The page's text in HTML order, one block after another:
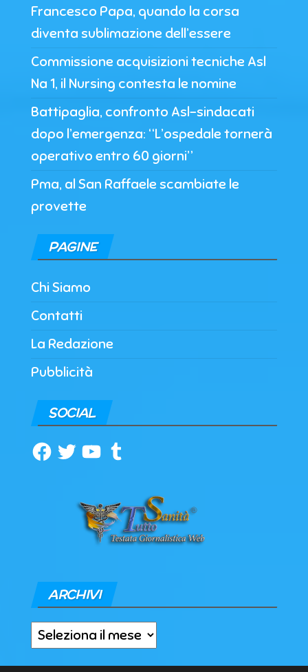
Francesco Papa, quando la corsa
diventa sublimazione dell’essere
Commissione acquisizioni tecniche Asl
Na 1, il Nursing contesta le nomine
Battipaglia, confronto Asl-sindacati
dopo l’emergenza: “L’ospedale tornerà
operativo entro 60 giorni”
Pma, al San Raffaele scambiate le
provette
PAGINE
Chi Siamo
Contatti
La Redazione
Pubblicità
SOCIAL
Facebook
TwitterYouTubeTumblr
ARCHIVI
Archivi